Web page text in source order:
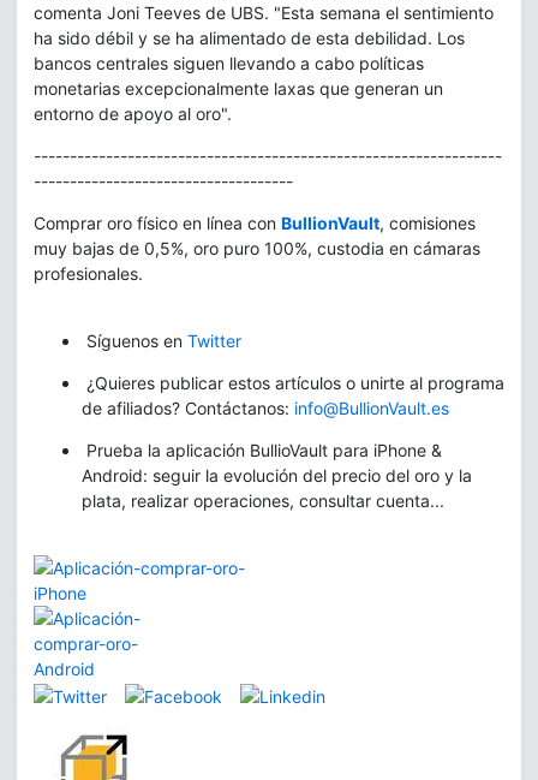
comenta Joni Teeves de UBS. "Esta semana el sentimiento
ha sido débil y se ha alimentado de esta debilidad. Los
bancos centrales siguen llevando a cabo políticas
monetarias excepcionalmente laxas que generan un
entorno de apoyo al oro".
-----------------------------------------------------------------
------------------------------------
Comprar oro físico en línea con BullionVault, comisiones
muy bajas de 0,5%, oro puro 100%, custodia en cámaras
profesionales.
Síguenos en Twitter
¿Quieres publicar estos artículos o unirte al programa
de afiliados? Contáctanos: info@BullionVault.es
Prueba la aplicación BullioVault para iPhone &
Android: seguir la evolución del precio del oro y la
plata, realizar operaciones, consultar cuenta...